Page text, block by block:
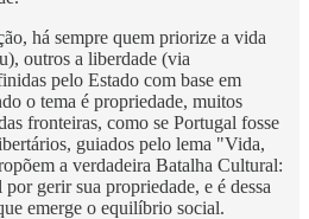
há sempre quem priorize a vida
outros a liberdade (via
pelo Estado com base em
o tema é propriedade, muitos
fronteiras, como se Portugal fosse
guiados pelo lema "Vida,
a verdadeira Batalha Cultural:
gerir sua propriedade, e é dessa
emerge o equilíbrio social.